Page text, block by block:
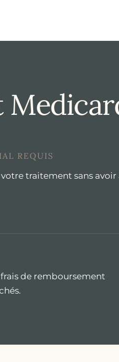
REQUIS
traitement sans avoir
de remboursement